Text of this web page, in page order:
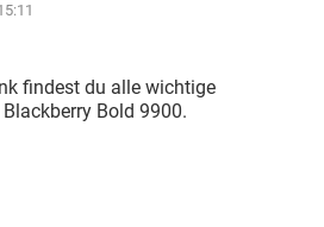
findest du alle wichtige
Bold 9900.